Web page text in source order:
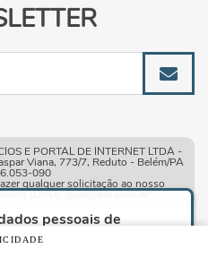
pessoais de
de Uso e Política
navegando neste
E PORTAL DE INTERNET LTDA -
Viana, 773/7, Reduto - Belém/PA
090
qualquer solicitação ao nosso
(DPO):lgpd@dol.com.br.